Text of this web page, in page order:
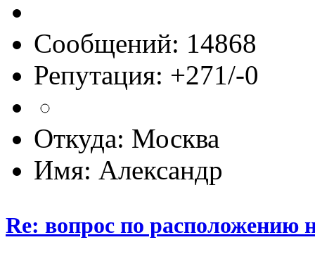
Сообщений: 14868
Репутация: +271/-0
Откуда: Москва
Имя: Александр
Re: вопрос по расположению